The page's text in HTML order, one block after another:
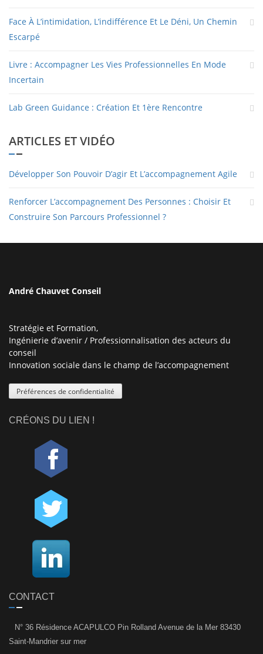
Face À L’intimidation, L’indifférence Et Le Déni, Un Chemin
Escarpé
Livre : Accompagner Les Vies Professionnelles En Mode
Incertain
Lab Green Guidance : Création Et 1ère Rencontre
ARTICLES ET VIDÉO
Développer Son Pouvoir D’agir Et L’accompagnement Agile
Renforcer L’accompagnement Des Personnes : Choisir Et
Construire Son Parcours Professionnel ?
André Chauvet Conseil
Stratégie et Formation,
Ingénierie d’avenir / Professionnalisation des acteurs du
conseil
Innovation sociale dans le champ de l’accompagnement
Préférences de confidentialité
CRÉONS DU LIEN !
CONTACT
N° 36 Résidence ACAPULCO Pin Rolland Avenue de la Mer 83430
Saint-Mandrier sur mer